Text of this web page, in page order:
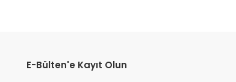
görüntülenemiyor.
E-Bülten'e Kayıt Olun